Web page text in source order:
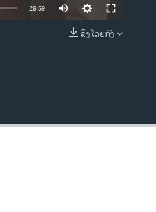
EMBED
29:59
ລິງໂດຍກົງ